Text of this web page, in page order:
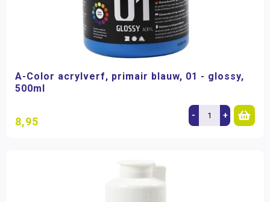
A-Color acrylverf, primair blauw, 01 - glossy,
500ml
8,95 - +